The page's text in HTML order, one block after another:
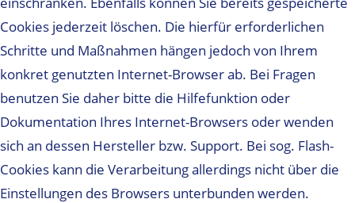
Cookies jederzeit löschen. Die hierfür erforderlichen
Schritte und Maßnahmen hängen jedoch von Ihrem
konkret genutzten Internet-Browser ab. Bei Fragen
benutzen Sie daher bitte die Hilfefunktion oder
Dokumentation Ihres Internet-Browsers oder wenden
sich an dessen Hersteller bzw. Support. Bei sog. Flash-
Cookies kann die Verarbeitung allerdings nicht über die
Einstellungen des Browsers unterbunden werden.